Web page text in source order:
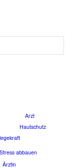
Arzt
Hautschutz
Stress abbauen
Ärztin